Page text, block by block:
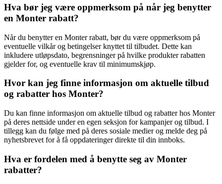
Hva bør jeg være oppmerksom på når jeg benytter
en Monter rabatt?
Når du benytter en Monter rabatt, bør du være oppmerksom på
eventuelle vilkår og betingelser knyttet til tilbudet. Dette kan
inkludere utløpsdato, begrensninger på hvilke produkter rabatten
gjelder for, og eventuelle krav til minimumskjøp.
Hvor kan jeg finne informasjon om aktuelle tilbud
og rabatter hos Monter?
Du kan finne informasjon om aktuelle tilbud og rabatter hos Monter
på deres nettside under en egen seksjon for kampanjer og tilbud. I
tillegg kan du følge med på deres sosiale medier og melde deg på
nyhetsbrevet for å få oppdateringer direkte til din innboks.
Hva er fordelen med å benytte seg av Monter
rabatter?